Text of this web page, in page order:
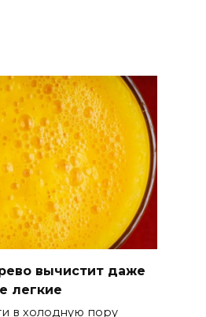
вычистит даже
легкие
в холодную пору